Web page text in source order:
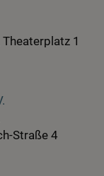
1
Straße 4